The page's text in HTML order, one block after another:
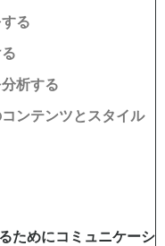
る
析する
ンテンツとスタイル
ためにコミュニケーシ